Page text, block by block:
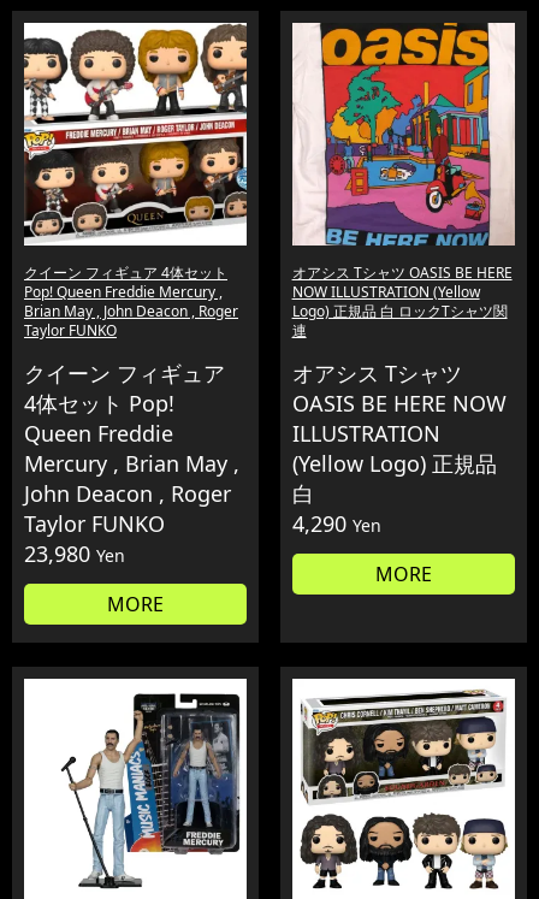
クイーン フィギュア 4体セット
Pop! Queen Freddie Mercury ,
Brian May , John Deacon , Roger
Taylor FUNKO
クイーン フィギュア
4体セット Pop!
Queen Freddie
Mercury , Brian May ,
John Deacon , Roger
Taylor FUNKO
23,980 Yen
MORE
オアシス Tシャツ OASIS BE HERE
NOW ILLUSTRATION (Yellow
Logo) 正規品 白 ロックTシャツ関
連
オアシス Tシャツ
OASIS BE HERE NOW
ILLUSTRATION
(Yellow Logo) 正規品
白
4,290 Yen
MORE